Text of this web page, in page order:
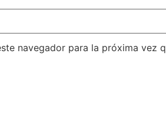
navegador para la próxima vez